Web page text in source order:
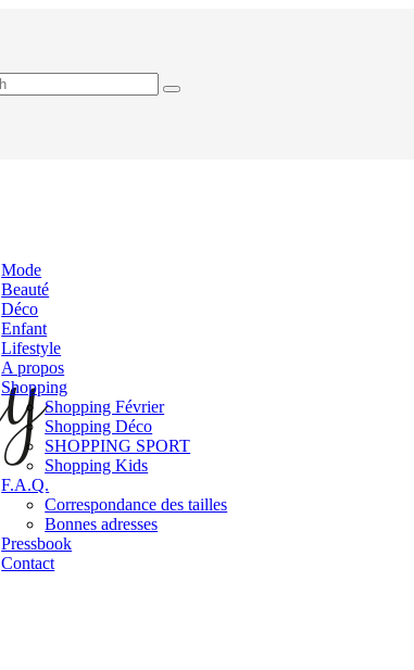
Mode
Beauté
Déco
Enfant
Lifestyle
A propos
Shopping
Shopping Février
Shopping Déco
SHOPPING SPORT
Shopping Kids
F.A.Q.
Correspondance des tailles
Bonnes adresses
Pressbook
Contact